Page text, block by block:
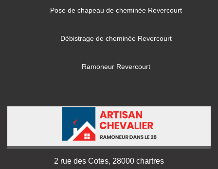
Pose de chapeau de cheminée Revercourt
Débistrage de cheminée Revercourt
Ramoneur Revercourt
2 rue des Cotes, 28000 chartres